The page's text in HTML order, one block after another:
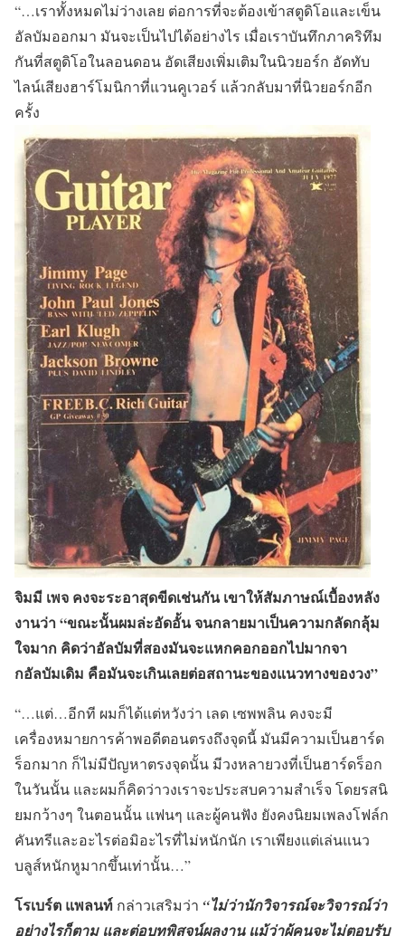
“…เราทั้งหมดไม่ว่างเลย ต่อการที่จะต้องเข้าสตูดิโอและเข็น
อัลบัมออกมา มันจะเป็นไปได้อย่างไร เมื่อเราบันทึกภาคริทึม
กันที่สตูดิโอในลอนดอน อัดเสียงเพิ่มเติมในนิวยอร์ก อัดทับ
ไลน์เสียงฮาร์โมนิกาที่แวนคูเวอร์ แล้วกลับมาที่นิวยอร์กอีก
ครั้ง
จิมมี เพจ คงจะระอาสุดขีดเช่นกัน เขาให้สัมภาษณ์เบื้องหลัง
งานว่า “ขณะนั้นผมล่ะอัดอั้น จนกลายมาเป็นความกลัดกลุ้ม
ใจมาก คิดว่าอัลบัมที่สองมันจะแหกคอกออกไปมากจา
กอัลบัมเดิม คือมันจะเกินเลยต่อสถานะของแนวทางของวง”
“…แต่…อีกที ผมก็ได้แต่หวังว่า เลด เซพพลิน คงจะมี
เครื่องหมายการค้าพอดีตอนตรงถึงจุดนี้ มันมีความเป็นฮาร์ด
ร็อกมาก ก็ไม่มีปัญหาตรงจุดนั้น มีวงหลายวงที่เป็นฮาร์ดร็อก
ในวันนั้น และผมก็คิดว่าวงเราจะประสบความสำเร็จ โดยรสนิ
ยมกว้างๆ ในตอนนั้น แฟนๆ และผู้คนฟัง ยังคงนิยมเพลงโฟล์ก
คันทรีและอะไรต่อมิอะไรที่ไม่หนักนัก เราเพียงแต่เล่นแนว
บลูส์หนักหูมากขึ้นเท่านั้น…”
โรเบร์ต แพลนท์ กล่าวเสริมว่า “ไม่ว่านักวิจารณ์จะวิจารณ์ว่า
อย่างไรก็ตาม และต่อบทพิสูจน์ผลงาน แม้ว่าผู้คนจะไม่ตอบรับ